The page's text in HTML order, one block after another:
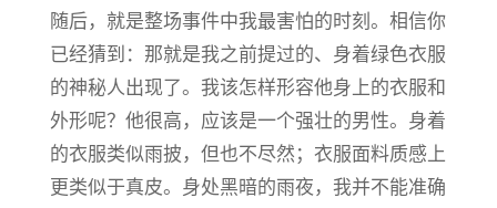
随后，就是整场事件中我最害怕的时刻。相信你
已经猜到：那就是我之前提过的、身着绿色衣服
的神秘人出现了。我该怎样形容他身上的衣服和
外形呢？他很高，应该是一个强壮的男性。身着
的衣服类似雨披，但也不尽然；衣服面料质感上
更类似于真皮。身处黑暗的雨夜，我并不能准确